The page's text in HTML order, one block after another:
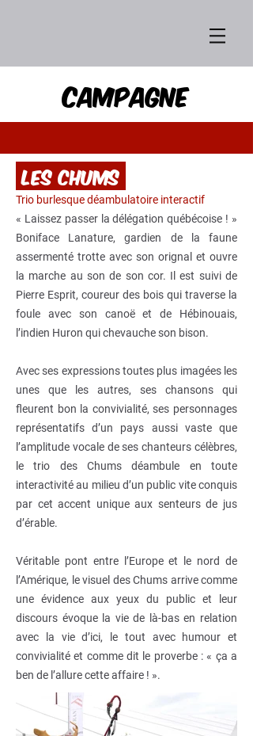
campagne
les chums
Trio burlesque déambulatoire interactif
« Laissez passer la délégation québécoise ! »
Boniface Lanature, gardien de la faune
assermenté trotte avec son orignal et ouvre
la marche au son de son cor. Il est suivi de
Pierre Esprit, coureur des bois qui traverse la
foule avec son canoë et de Hébinouais,
l’indien Huron qui chevauche son bison.
Avec ses expressions toutes plus imagées les
unes que les autres, ses chansons qui
fleurent bon la convivialité, ses personnages
représentatifs d’un pays aussi vaste que
l’amplitude vocale de ses chanteurs célèbres,
le trio des Chums déambule en toute
interactivité au milieu d’un public vite conquis
par cet accent unique aux senteurs de jus
d’érable.
Véritable pont entre l’Europe et le nord de
l’Amérique, le visuel des Chums arrive comme
une évidence aux yeux du public et leur
discours évoque la vie de là-bas en relation
avec la vie d’ici, le tout avec humour et
convivialité et comme dit le proverbe : « ça a
ben de l’allure cette affaire ! ».